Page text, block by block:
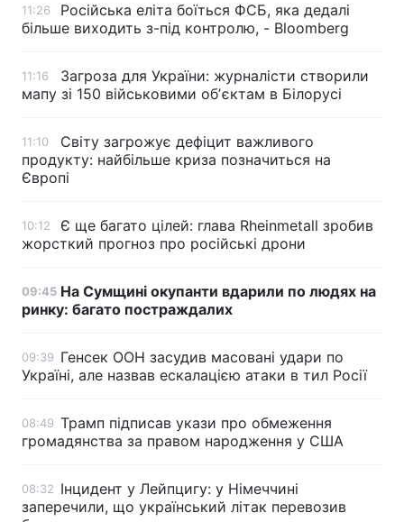
11:26
Російська еліта боїться ФСБ, яка дедалі
більше виходить з-під контролю, - Bloomberg
11:16
Загроза для України: журналісти створили
мапу зі 150 військовими обʼєктам в Білорусі
11:10
Світу загрожує дефіцит важливого
продукту: найбільше криза позначиться на
Європі
10:12
Є ще багато цілей: глава Rheinmetall зробив
жорсткий прогноз про російські дрони
09:45 На Сумщині окупанти вдарили по людях на
ринку: багато постраждалих
09:39 Генсек ООН засудив масовані удари по
Україні, але назвав ескалацією атаки в тил Росії
08:49 Трамп підписав укази про обмеження
громадянства за правом народження у США
08:32 Інцидент у Лейпцигу: у Німеччині
заперечили, що український літак перевозив